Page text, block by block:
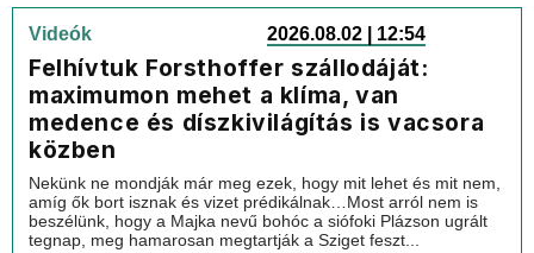
Videók 2026.08.02 | 12:54
Felhívtuk Forsthoffer szállodáját:
maximumon mehet a klíma, van
medence és díszkivilágítás is vacsora
közben
Nekünk ne mondják már meg ezek, hogy mit lehet és mit nem,
amíg ők bort isznak és vizet prédikálnak…Most arról nem is
beszélünk, hogy a Majka nevű bohóc a siófoki Plázson ugrált
tegnap, meg hamarosan megtartják a Sziget feszt...